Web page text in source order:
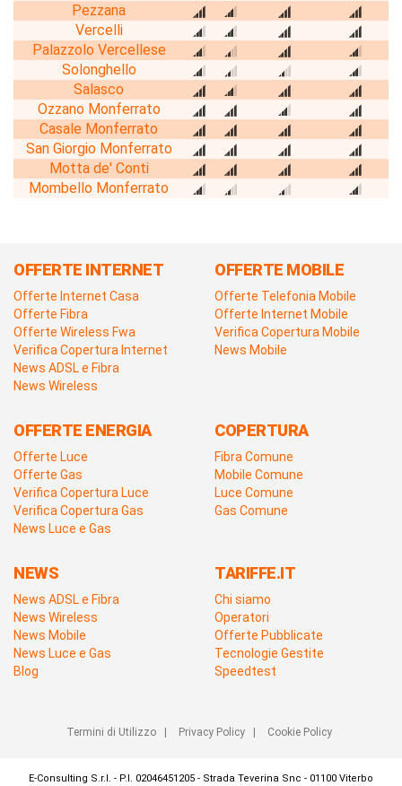
Pezzana
Vercelli
Palazzolo Vercellese
Solonghello
Salasco
Ozzano Monferrato
Casale Monferrato
San Giorgio Monferrato
Motta de' Conti
Mombello Monferrato
OFFERTE INTERNET
Offerte Internet Casa
Offerte Fibra
Offerte Wireless Fwa
Verifica Copertura Internet
News ADSL e Fibra
News Wireless
OFFERTE MOBILE
Offerte Telefonia Mobile
Offerte Internet Mobile
Verifica Copertura Mobile
News Mobile
OFFERTE ENERGIA
Offerte Luce
Offerte Gas
Verifica Copertura Luce
Verifica Copertura Gas
News Luce e Gas
COPERTURA
Fibra Comune
Mobile Comune
Luce Comune
Gas Comune
NEWS
News ADSL e Fibra
News Wireless
News Mobile
News Luce e Gas
Blog
TARIFFE.IT
Chi siamo
Operatori
Offerte Pubblicate
Tecnologie Gestite
Speedtest
Termini di Utilizzo| Privacy Policy| Cookie Policy
E-Consulting S.r.l. - P.I. 02046451205 - Strada Teverina Snc - 01100 Viterbo